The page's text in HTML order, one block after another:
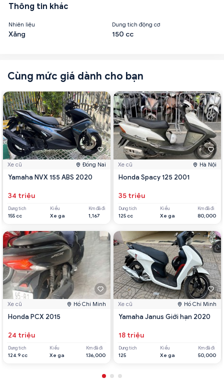
Thông tin khác
Nhiên liệu
Xăng
Dung tích động cơ
150 cc
Cùng mức giá dành cho bạn
Xe cũ Đồng Nai
Yamaha NVX 155 ABS 2020
34 triệu
Dung tích
155 cc
Kiểu
Xe ga
Km đã đi
1,167
Xe cũ Hồ Chí Minh
Honda PCX 2015
24 triệu
Dung tích
124.9 cc
Kiểu
Xe ga
Km đã đi
136,000
Xe cũ Hà Nội
Honda Spacy 125 2001
35 triệu
Dung tích
125 cc
Kiểu
Xe ga
Km đã đi
80,000
Xe cũ Hồ Chí Minh
Yamaha Janus Giới hạn 2020
18 triệu
Dung tích
125
Kiểu
Xe ga
Km đã đi
50,000